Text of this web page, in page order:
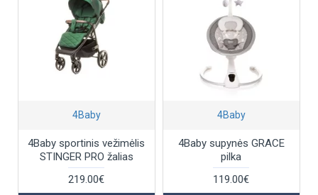
4Baby
4Baby sportinis vežimėlis
STINGER PRO žalias
219.00€
4Baby
4Baby supynės GRACE
pilka
119.00€